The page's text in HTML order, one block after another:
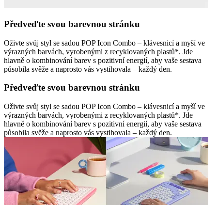
Předveďte svou barevnou stránku
Oživte svůj styl se sadou POP Icon Combo – klávesnicí a myší ve
výrazných barvách, vyrobenými z recyklovaných plastů*. Jde
hlavně o kombinování barev s pozitivní energií, aby vaše sestava
působila svěže a naprosto vás vystihovala – každý den.
Předveďte svou barevnou stránku
Oživte svůj styl se sadou POP Icon Combo – klávesnicí a myší ve
výrazných barvách, vyrobenými z recyklovaných plastů*. Jde
hlavně o kombinování barev s pozitivní energií, aby vaše sestava
působila svěže a naprosto vás vystihovala – každý den.